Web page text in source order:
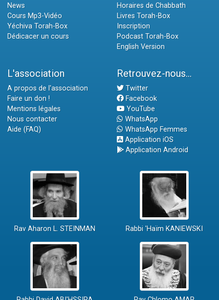
News
Cours Mp3-Vidéo
Yéchiva Torah-Box
Dédicacer un cours
Horaires de Chabbath
Livres Torah-Box
Inscription
Podcast Torah-Box
English Version
L'association
A propos de l'association
Faire un don !
Mentions légales
Nous contacter
Aide (FAQ)
Retrouvez-nous...
Twitter
Facebook
YouTube
WhatsApp
WhatsApp Femmes
Application iOS
Application Android
Rav Aharon L. STEINMAN Rabbi 'Haïm KANIEWSKI